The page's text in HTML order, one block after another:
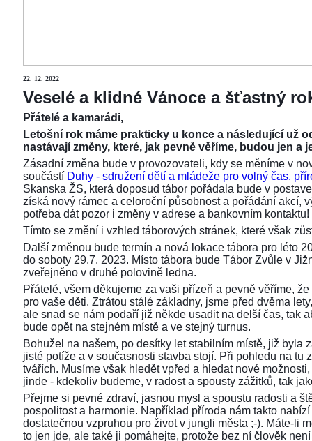
22. 12. 2022
Veselé a klidné Vánoce a šťastný
Přátelé a kamarádi,
Letošní rok máme prakticky u konce a následující už
nastávají změny, které, jak pevně věříme, budou jen a
Zásadní změna bude v provozovateli, kdy se měníme v
součástí Duhy - sdružení dětí a mládeže pro volný čas,
Skanska ŽS, která doposud tábor pořádala bude v
získá nový rámec a celoroční působnost a pořádání akcí,
potřeba dát pozor i změny v adrese a bankovním kontaktu!
Tímto se změní i vzhled táborových stránek, které však
Další změnou bude termín a nová lokace tábora pro léto
do soboty 29.7. 2023. Místo tábora bude Tábor Zvůle v
zveřejněno v druhé polovině ledna.
Přátelé, všem děkujeme za vaši přízeň a pevně věříme,
pro vaše děti. Ztrátou stálé základny, jsme před dvěma
ale snad se nám podaří již někde usadit na delší čas, tak
bude opět na stejném místě a ve stejný turnus.
Bohužel na našem, po desítky let stabilním místě, již byla
jisté potíže a v současnosti stavba stojí. Při pohledu na tu
tvářích. Musíme však hledět vpřed a hledat nové
jinde - kdekoliv budeme, v radost a spousty zážitků, tak
Přejme si pevné zdraví, jasnou mysl a spoustu radosti a
pospolitost a harmonie. Například příroda nám takto
dostatečnou vzpruhou pro život v jungli města ;-). Máte-li
to jen jde, ale také ji pomáhejte, protože bez ní člověk